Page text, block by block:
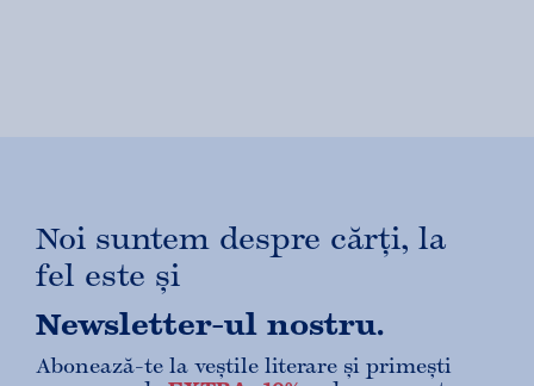
Noi suntem despre cărți, la
fel este și
Newsletter-ul nostru.
Abonează-te la veștile literare și primești